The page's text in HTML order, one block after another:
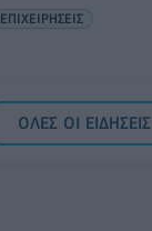
ΕΠΙΧΕΙΡΗΣΕΙΣ
ΟΛΕΣ ΟΙ ΕΙΔΗΣΕΙΣ